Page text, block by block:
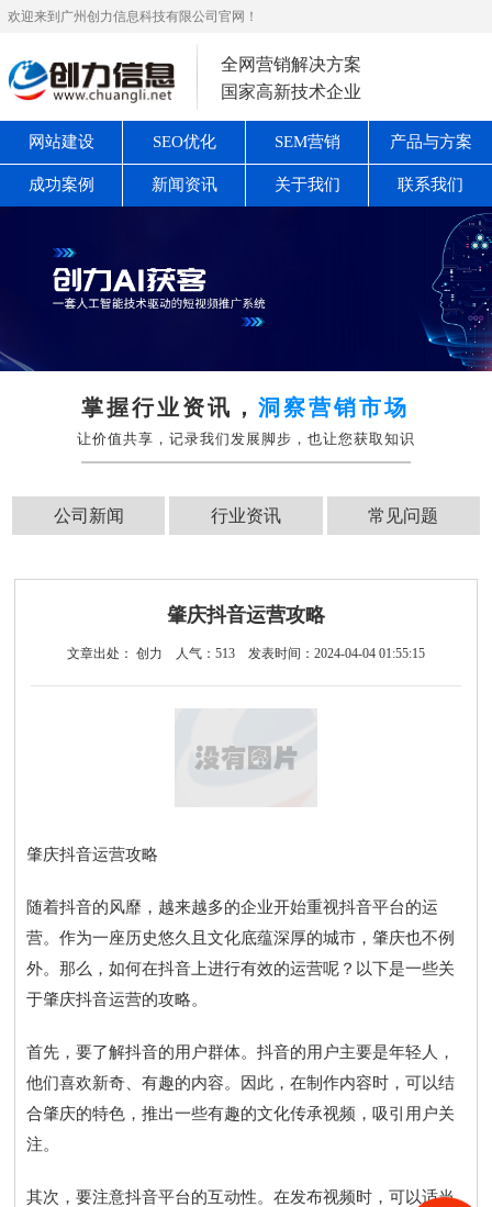
欢迎来到广州创力信息科技有限公司官网！
全网营销解决方案
国家高新技术企业
网站建设 SEO优化 SEM营销 产品与方案
成功案例 新闻资讯 关于我们 联系我们
掌握行业资讯，洞察营销市场
让价值共享，记录我们发展脚步，也让您获取知识
公司新闻 行业资讯 常见问题
肇庆抖音运营攻略
文章出处： 创力 人气： 513 发表时间：2024-04-04 01:55:15
肇庆抖音运营攻略
随着抖音的风靡，越来越多的企业开始重视抖音平台的运
营。作为一座历史悠久且文化底蕴深厚的城市，肇庆也不例
外。那么，如何在抖音上进行有效的运营呢？以下是一些关
于肇庆抖音运营的攻略。
首先，要了解抖音的用户群体。抖音的用户主要是年轻人，
他们喜欢新奇、有趣的内容。因此，在制作内容时，可以结
合肇庆的特色，推出一些有趣的文化传承视频，吸引用户关
注。
其次，要注意抖音平台的互动性。在发布视频时，可以适当